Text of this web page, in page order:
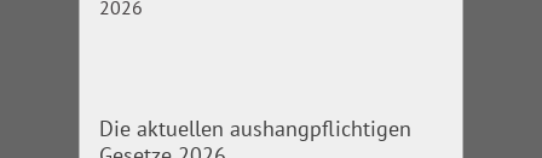
Die aktuellen aushangpflichtigen